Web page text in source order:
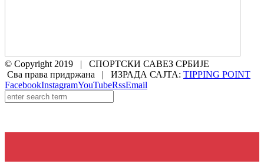
© Copyright 2019 | СПОРТСКИ САВЕЗ СРБИЈЕ
Сва права придржана | ИЗРАДА САЈТА: TIPPING POINT
FacebookInstagramYouTubeRssEmail